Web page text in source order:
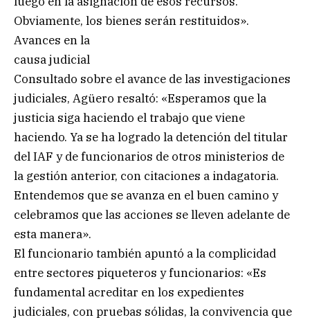
Obviamente, los bienes serán restituidos».
Avances en la
causa judicial
Consultado sobre el avance de las investigaciones
judiciales, Agüero resaltó: «Esperamos que la
justicia siga haciendo el trabajo que viene
haciendo. Ya se ha logrado la detención del titular
del IAF y de funcionarios de otros ministerios de
la gestión anterior, con citaciones a indagatoria.
Entendemos que se avanza en el buen camino y
celebramos que las acciones se lleven adelante de
esta manera».
El funcionario también apuntó a la complicidad
entre sectores piqueteros y funcionarios: «Es
fundamental acreditar en los expedientes
judiciales, con pruebas sólidas, la convivencia que